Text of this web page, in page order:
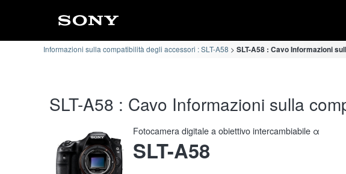
Informazioni sulla compatibilità degli accessori : SLT-A58 SLT-A58 : Cavo Informazioni
SLT-A58 : Cavo Informazioni sulla
Fotocamera digitale a obiettivo intercambiabile α
SLT-A58